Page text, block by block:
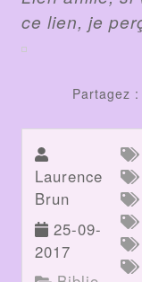
ce lien, je
Partagez :
Laurence
Brun
25-09-
2017